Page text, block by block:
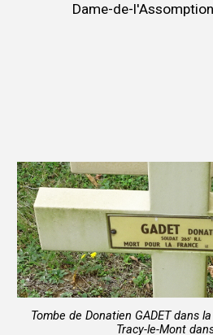
Dame-de-l'Assomption
Tombe de Donatien GADET dans
Tracy-le-Mont